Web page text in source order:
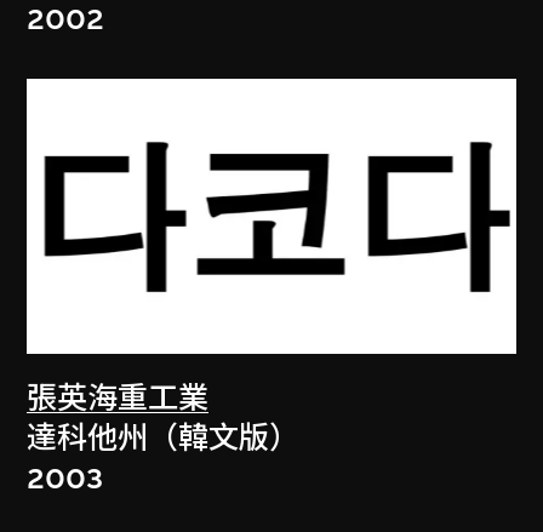
2002
張英海重工業
達科他州（韓文版）
2003